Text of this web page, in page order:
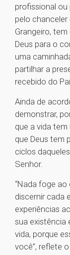
profissional ou
pelo
Grangeiro,
Deus para o
uma
partilhar a
recebido do
Ainda de
demonstrar,
que a vida
que Deus tem
ciclos
Senhor.
“Nada foge
discernir cada
experiências
sua existência
vida, porque
você”, reflete